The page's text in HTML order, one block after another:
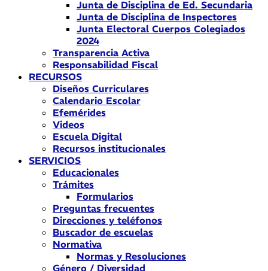
Junta de Disciplina de Ed. Secundaria
Junta de Disciplina de Inspectores
Junta Electoral Cuerpos Colegiados
2024
Transparencia Activa
Responsabilidad Fiscal
RECURSOS
Diseños Curriculares
Calendario Escolar
Efemérides
Videos
Escuela Digital
Recursos institucionales
SERVICIOS
Educacionales
Trámites
Formularios
Preguntas frecuentes
Direcciones y teléfonos
Buscador de escuelas
Normativa
Normas y Resoluciones
Género / Diversidad